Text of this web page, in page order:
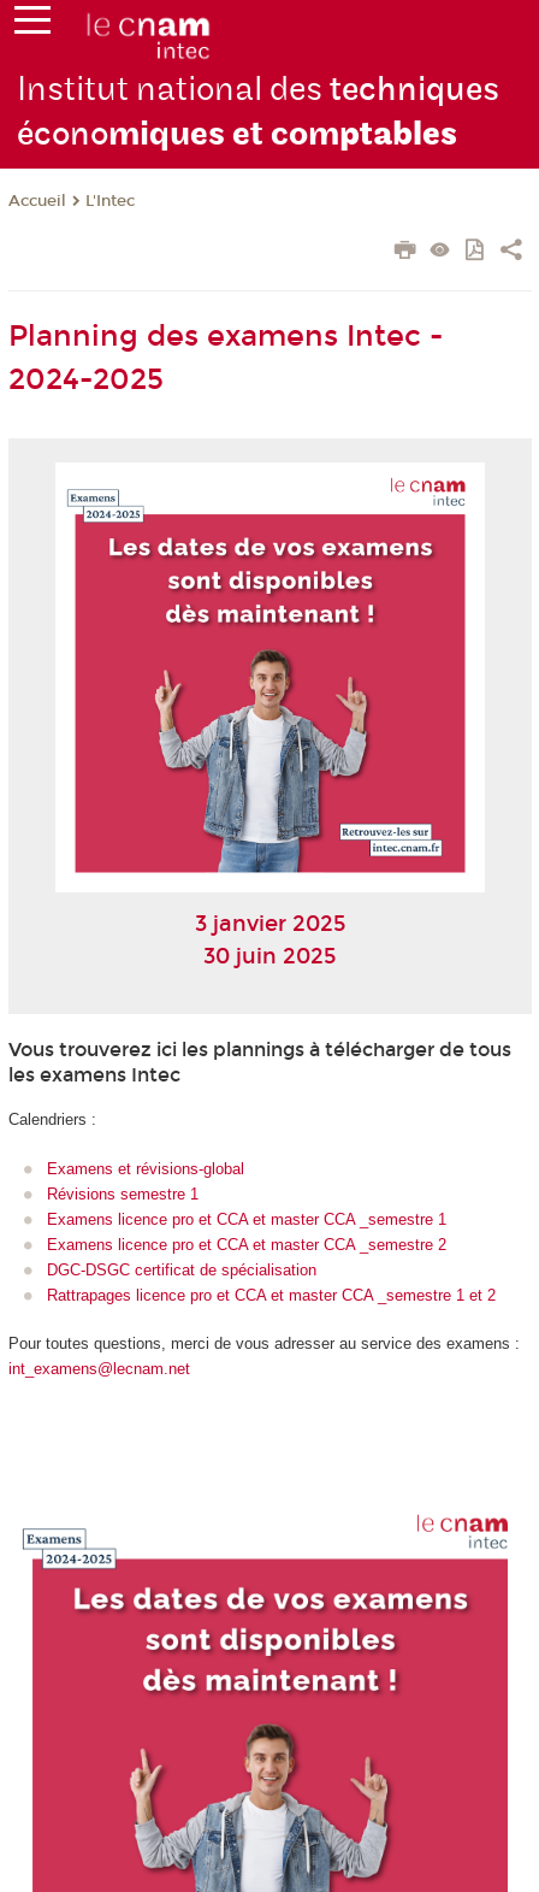
Institut national destechniques
économiques et comptables
Accueil L'Intec
Planning des examens Intec -
2024-2025
3 janvier 2025
30 juin 2025
Vous trouverez ici les plannings à télécharger de tous
les examens Intec
Calendriers :
Examens et révisions-global
Révisions semestre 1
Examens licence pro et CCA et master CCA _semestre 1
Examens licence pro et CCA et master CCA _semestre 2
DGC-DSGC certificat de spécialisation
Rattrapages licence pro et CCA et master CCA _semestre 1 et 2
Pour toutes questions, merci de vous adresser au service des examens :
int_examens@lecnam.net